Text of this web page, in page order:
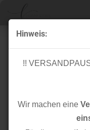
Hinweis:
!!
Wir machen eine
Gekochte